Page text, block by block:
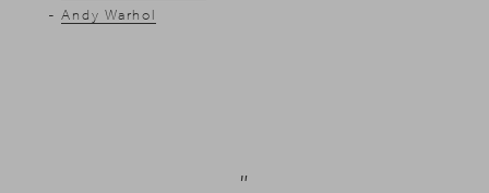
- Andy Warhol